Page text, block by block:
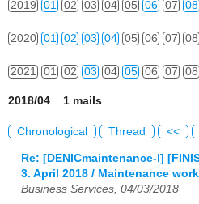
2019 01 02 03 04 05 06 07 08
2020 01 02 03 04 05 06 07 08
2021 01 02 03 04 05 06 07 08
2018/04 1 mails
Chronological Thread <<
Re: [DENICmaintenance-l]
3. April 2018 / Maintenance
Business Services, 04/03/2018